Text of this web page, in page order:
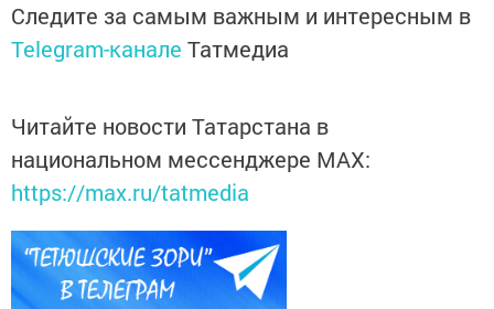
Следите за самым важным и интересным в
Telegram-канале Татмедиа
Читайте новости Татарстана в
национальном мессенджере MАХ:
https://max.ru/tatmedia